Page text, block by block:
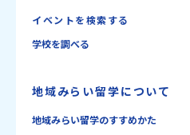
イベントを検索する
学校を調べる
地域みらい留学について
地域みらい留学のすすめかた